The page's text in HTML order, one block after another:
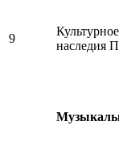
9
наследия